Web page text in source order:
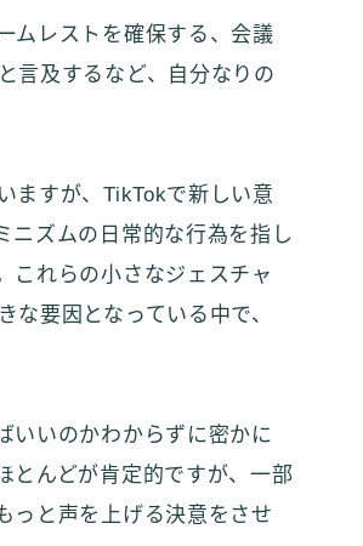
ムレストを確保する、会議
言及するなど、自分なりの
ますが、TikTokで新しい意
ニズムの日常的な行為を指し
これらの小さなジェスチャ
要因となっている中で、
いいのかわからずに密かに
とんどが肯定的ですが、一部
っと声を上げる決意をさせ